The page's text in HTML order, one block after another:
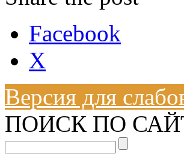
Facebook
X
Версия для
ПОИСК ПО